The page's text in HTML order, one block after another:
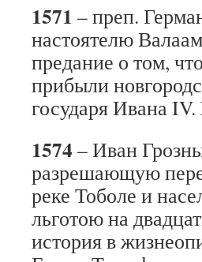
1571 – преп.
настоятелю
предание о том,
прибыли
государя Ивана IV.
1574 – Иван
разрешающую
реке Тоболе и
льготою на
история в